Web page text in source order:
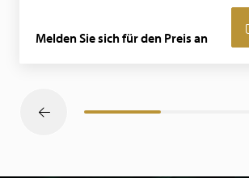
Melden Sie sich für den Preis an